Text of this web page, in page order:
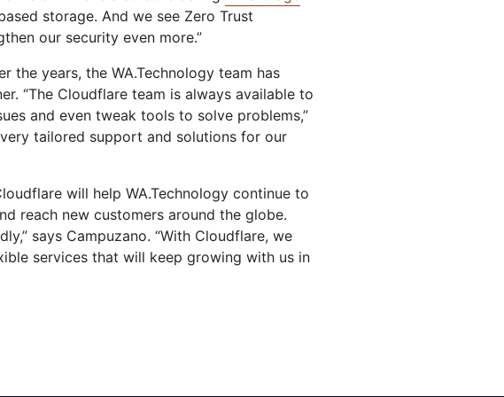
storage. And we see Zero Trust
our security even more.”
the years, the WA.Technology team has
“The Cloudflare team is always available to
and even tweak tools to solve problems,”
tailored support and solutions for our
will help WA.Technology continue to
reach new customers around the globe.
says Campuzano. “With Cloudflare, we
services that will keep growing with us in